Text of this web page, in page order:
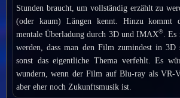
Stunden braucht, um vollständig erzählt zu
(oder kaum) Längen kennt. Hinzu kommt
mentale Überladung durch 3D und IMAX®
.
werden, dass man den Film zumindest in 3D
sonst das eigentliche Thema verfehlt. Es
wundern, wenn der Film auf Blu-ray als VR-
aber eher noch Zukunftsmusik ist.